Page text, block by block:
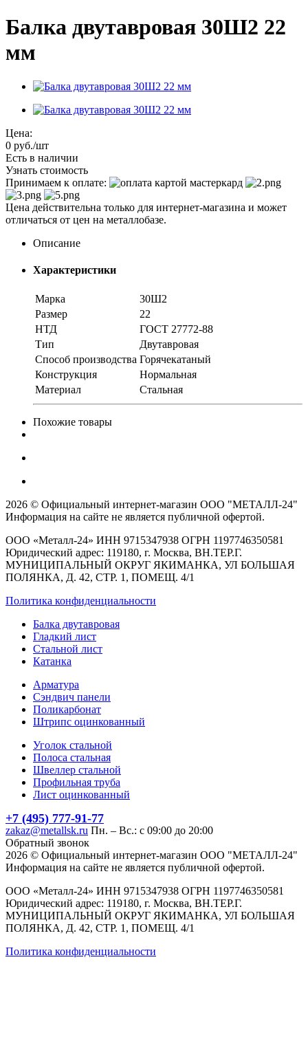
Балка двутавровая 30Ш2 22
мм
Цена:
0 руб./шт
Есть в наличии
Узнать стоимость
Принимаем к оплате:
Цена действительна только для интернет-магазина и может
отличаться от цен на металлобазе.
Описание
Характеристики
Марка
30Ш2
Размер
22
НТД
ГОСТ 27772-88
Тип
Двутавровая
Способ производства Горячекатаный
Конструкция
Нормальная
Материал
Стальная
Похожие товары
2026 © Официальный интернет-магазин ООО "МЕТАЛЛ-24"
Информация на сайте не является публичной офертой.
ООО «Металл-24» ИНН 9715347938 ОГРН 1197746350581
Юридический адрес: 119180, г. Москва, ВН.ТЕР.Г.
МУНИЦИПАЛЬНЫЙ ОКРУГ ЯКИМАНКА, УЛ БОЛЬШАЯ
ПОЛЯНКА, Д. 42, СТР. 1, ПОМЕЩ. 4/1
Политика конфиденциальности
Балка двутавровая
Гладкий лист
Стальной лист
Катанка
Арматура
Сэндвич панели
Поликарбонат
Штрипс оцинкованный
Уголок стальной
Полоса стальная
Швеллер стальной
Профильная труба
Лист оцинкованный
+7 (495) 777-91-77
zakaz@metallsk.ru Пн. – Вс.: с 09:00 до 20:00
Обратный звонок
2026 © Официальный интернет-магазин ООО "МЕТАЛЛ-24"
Информация на сайте не является публичной офертой.
ООО «Металл-24» ИНН 9715347938 ОГРН 1197746350581
Юридический адрес: 119180, г. Москва, ВН.ТЕР.Г.
МУНИЦИПАЛЬНЫЙ ОКРУГ ЯКИМАНКА, УЛ БОЛЬШАЯ
ПОЛЯНКА, Д. 42, СТР. 1, ПОМЕЩ. 4/1
Политика конфиденциальности